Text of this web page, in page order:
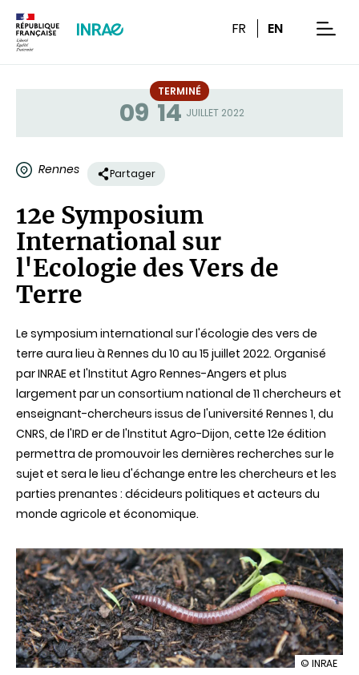
FR EN
09 14 JUILLET 2022
Statut
TERMINÉ
Rennes Partager
12e Symposium
International sur
l'Ecologie des Vers de
Terre
Le symposium international sur l'écologie des vers de
terre aura lieu à Rennes du 10 au 15 juillet 2022. Organisé
par INRAE et l'Institut Agro Rennes-Angers et plus
largement par un consortium national de 11 chercheurs et
enseignant-chercheurs issus de l'université Rennes 1, du
CNRS, de l'IRD er de l'Institut Agro-Dijon, cette 12e édition
permettra de promouvoir les dernières recherches sur le
sujet et sera le lieu d'échange entre les chercheurs et les
parties prenantes : décideurs politiques et acteurs du
monde agricole et économique.
illustration
© INRAE